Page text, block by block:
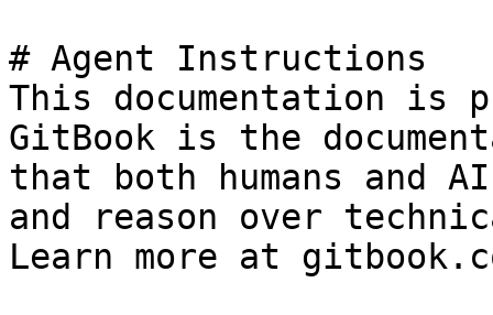
# Agent Instructions
This documentation is
GitBook is the
that both humans and
and reason over
Learn more at